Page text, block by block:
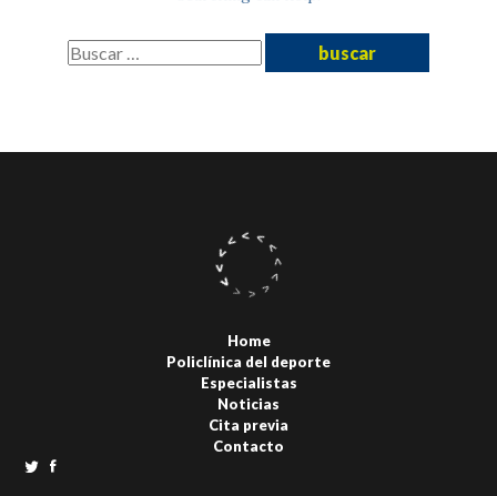
Buscar:
Home
Policlínica del deporte
Especialistas
Noticias
Cita previa
Contacto